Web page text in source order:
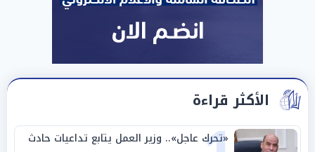
الأكثر قراءة
«تحرك عاجل».. وزير العمل يتابع تداعيات حادث